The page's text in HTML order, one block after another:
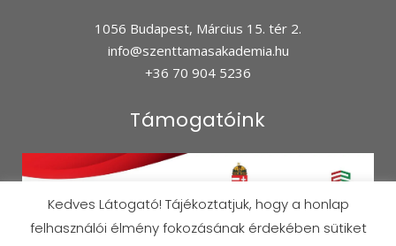
1056 Budapest, Március 15. tér 2.
info@szenttamasakademia.hu
+36 70 904 5236
Támogatóink
Kedves Látogató! Tájékoztatjuk, hogy a honlap
felhasználói élmény fokozásának érdekében sütiket